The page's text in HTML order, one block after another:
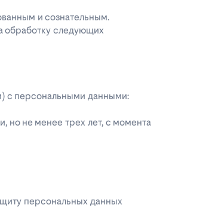
и сознательным.
обработку следующих
с персональными данными:
но не менее трех лет, с момента
персональных данных